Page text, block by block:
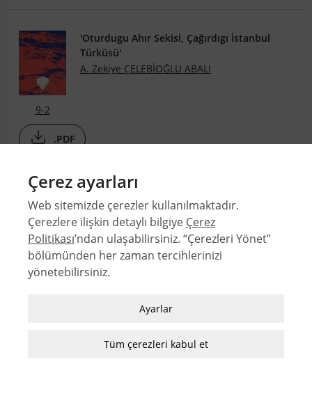
9-2
'Oturdugu Ahır Sekisi, Çağırdıgı İstanbul
Türküsü'
A. Zekiye ÇELEBİOĞLU ABALI
.PDF
Çerez ayarları
Web sitemizde çerezler kullanılmaktadır.
Çerezlere ilişkin detaylı bilgiye Çerez
Politikası’ndan ulaşabilirsiniz. “Çerezleri Yönet”
bölümünden her zaman tercihlerinizi
yönetebilirsiniz.
Zorunlu / Teknik Çerezler
özelliklerinden faydalanabilmek için kullanılan
Ayarlar
Tüm çerezleri kabul et
© 2026 Orta Doğu Teknik Üniversitesi Mimarlık Fakültesi
Yazarlar
MFD Yazı Kılavuzu